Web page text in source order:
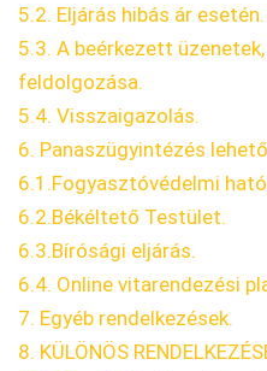
5.2. Eljárás hibás ár esetén.
5.3. A beérkezett
feldolgozása.
5.4. Visszaigazolás.
6. Panaszügyintézés
6.1.Fogyasztóvédelmi
6.2.Békéltető Testület.
6.3.Bírósági eljárás.
6.4. Online vitarendezési
7. Egyéb rendelkezések.
8. KÜLÖNÖS